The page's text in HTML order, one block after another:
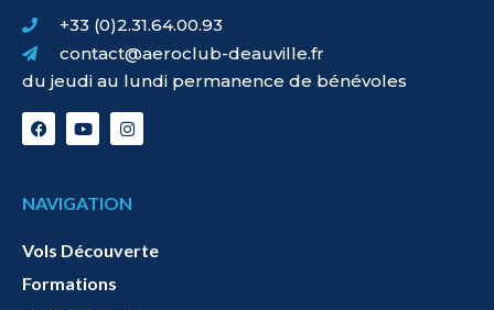
+33 (0)2.31.64.00.93
contact@aeroclub-deauville.fr
du jeudi au lundi permanence de bénévoles
NAVIGATION
Vols Découverte
Formations